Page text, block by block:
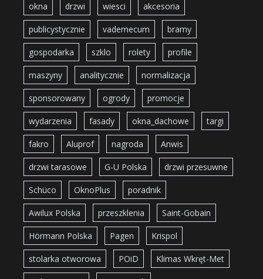
okna drzwi wiesci akcesoria
publicystycznie vademecum bramy
gospodarka szklo rolety profile
maszyny analitycznie normalizacja
sponsorowany ogrody promocje
wydarzenia fasady okna_dachowe targi
fakro Aluprof nagroda Anwis
drzwi tarasowe G-U Polska drzwi przesuwne
Schüco OknoPlus poradnik
Awilux Polska przeszklenia Saint-Gobain
Hörmann Polska Pagen Krispol
stolarka otworowa POiD Klimas Wkręt-Met